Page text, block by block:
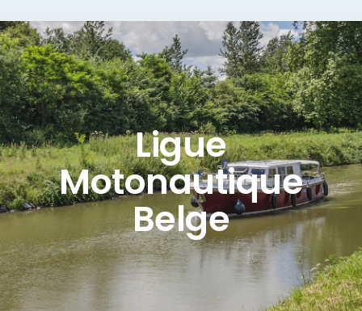
Ligue
Motonautique
Belge